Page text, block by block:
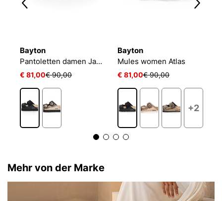
Bayton
Pantoletten damen Japet
€ 81,00€ 90,00
Bayton
Mules women Atlas
€ 81,00€ 90,00
+2
Mehr von der Marke